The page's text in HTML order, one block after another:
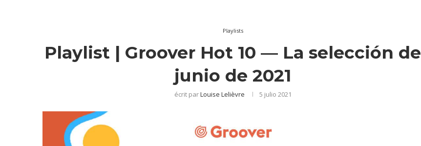
Playlists
Playlist | Groover Hot 10 — La selección de
junio de 2021
écrit parLouise Lelièvre 5 julio 2021